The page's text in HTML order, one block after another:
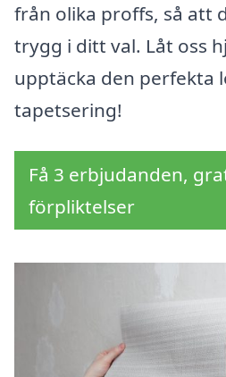
från olika proffs, så att
trygg i ditt val. Låt oss
upptäcka den perfekta
tapetsering!
Få 3 erbjudanden,
förpliktelser